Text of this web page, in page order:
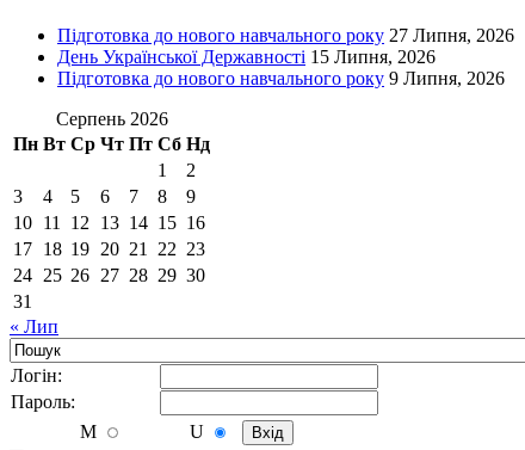
Підготовка до нового навчального року 27 Липня, 2026
День Української Державності 15 Липня, 2026
Підготовка до нового навчального року 9 Липня, 2026
Серпень 2026
Пн Вт Ср Чт Пт Сб Нд
1
2
3
4 5 6 7 8
9
10 11 12 13 14 15 16
17 18 19 20 21 22 23
24 25 26 27 28 29 30
31
« Лип
Логiн:
Пароль:
M
U